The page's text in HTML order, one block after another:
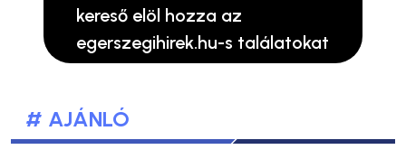
kereső elöl hozza az
egerszegihirek.hu-s találatokat
# AJÁNLÓ